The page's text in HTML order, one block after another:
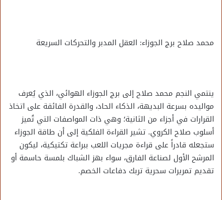
محمد صلاح برج الجوزاء: العقل المدبر والتحركات السريعة
ينتمي النجم محمد صلاح إلى برج الجوزاء الهوائي، الذي يُعرف
مواليده بسرعة البديهة، الذكاء الحاد، والقدرة الفائقة على اتخاذ
القرارات في أجزاء من الثانية؛ وهي ذات المواصفات التي تُميز
أسلوب صلاح الكروي. تشير القراءة الفلكية إلى أن طاقة الجوزاء
ستجعله قادراً على قراءة مجريات اللعب ببراعة تكتيكية، ليكون
المرشح الأول لصناعة الفارق، سواء بهز الشباك بلمسة حاسمة أو
تقديم تمريرات سحرية تربك دفاعات الخصم.